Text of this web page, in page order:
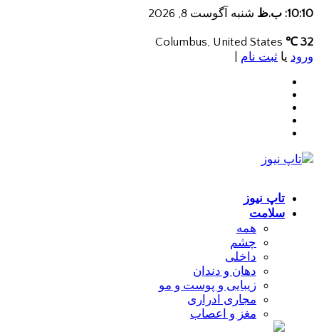
10:10: ب.ظ شنبه آگوست 8, 2026
32 ℃
ورود یا ثبت نام
تاپ نیوز
سلامت
همه
چشم
داخلی
دهان و دندان
زیبایی و پوست و مو
مجاری ادراری
مغز و اعصاب